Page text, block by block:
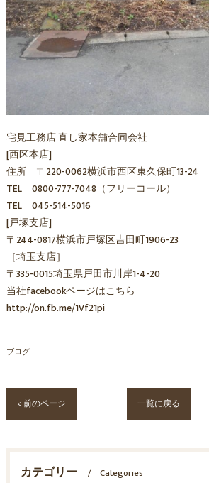
宅見工務店 直し家本舗合同会社
[西区本店]
住所 〒220-0062横浜市西区東久保町13-24
TEL 0800-777-7048（フリーコール）
TEL 045-514-5016
[戸塚支店]
〒244-0817横浜市戸塚区吉田町1906-23
［埼玉支店］
〒335-0015埼玉県戸田市川岸1-4-20
当社facebookページはこちら
http://on.fb.me/1Vf21pi
ブログ
< 前のページ 一覧に戻る
カテゴリー
Categories